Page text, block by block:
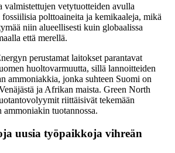
valmistettujen vetytuotteiden avulla
polttoaineita ja kemikaaleja, mikä
niin alueellisesti kuin globaalissa
että merellä.
perustamat laitokset parantavat
huoltovarmuutta, sillä lannoitteiden
ammoniakkia, jonka suhteen Suomi on
ja Afrikan maista. Green North
riittäisivät tekemään
ammoniakin tuotannossa.
uusia työpaikkoja vihreän